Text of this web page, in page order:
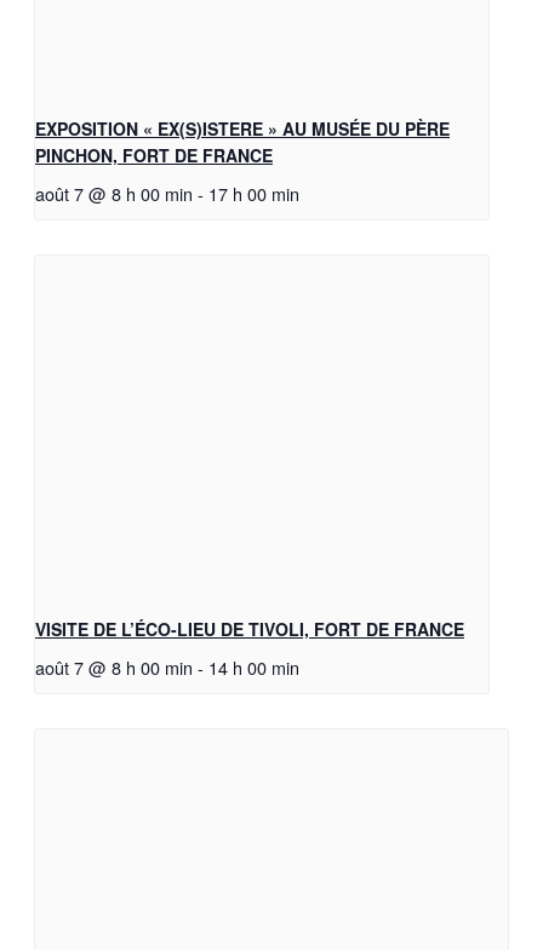
EXPOSITION « EX(S)ISTERE » AU MUSÉE DU PÈRE
PINCHON, FORT DE FRANCE
août 7 @ 8 h 00 min - 17 h 00 min
VISITE DE L’ÉCO-LIEU DE TIVOLI, FORT DE FRANCE
août 7 @ 8 h 00 min - 14 h 00 min